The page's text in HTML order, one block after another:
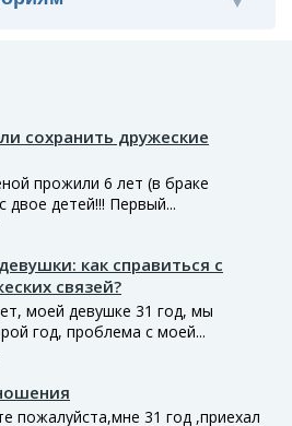
сохранить дружеские
прожили 6 лет (в браке
двое детей!!! Первый...
как справиться с
связей?
моей девушке 31 год, мы
год, проблема с моей...
пожалуйста,мне 31 год ,приехал